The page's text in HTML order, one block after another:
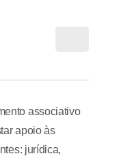
associativo
apoio às
jurídica,